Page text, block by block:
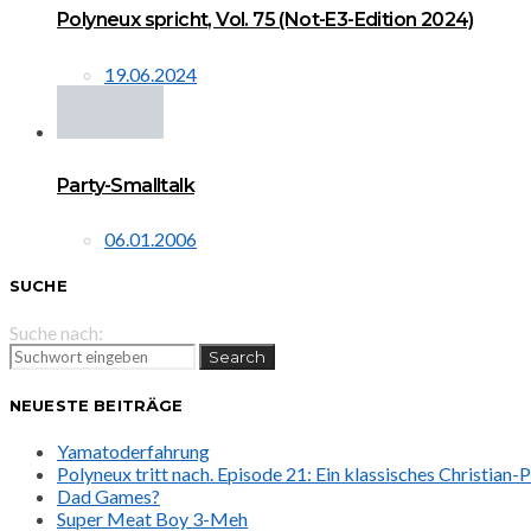
Polyneux spricht, Vol. 75 (Not-E3-Edition 2024)
19.06.2024
Party-Smalltalk
06.01.2006
SUCHE
Suche nach:
Search
NEUESTE BEITRÄGE
Yamatoderfahrung
Polyneux tritt nach. Episode 21: Ein klassisches Christian-
Dad Games?
Super Meat Boy 3-Meh